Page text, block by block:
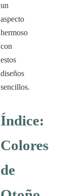
un
aspecto
hermoso
con
estos
diseños
sencillos.
Índice:
Colores
de